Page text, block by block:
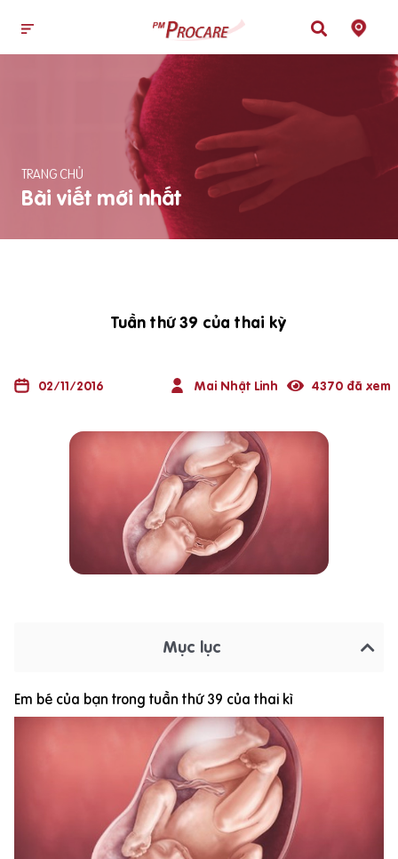
TRANG CHỦ
Bài viết mới nhất
Tuần thứ 39 của thai kỳ
02/11/2016 Mai Nhật Linh 4370 đã xem
Mục lục
Em bé của bạn trong tuần thứ 39 của thai kì